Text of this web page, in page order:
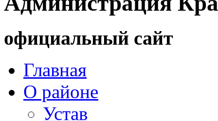
официальный сайт
Главная
О районе
Устав